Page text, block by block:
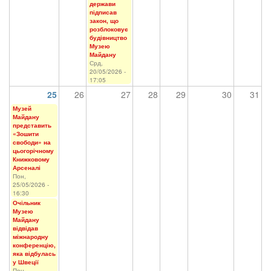
держави
підписав
закон, що
розблоковує
будівництво
Музею
Майдану
Срд,
20/05/2026 -
17:05
25 26 27 28 29 30 31
Музей
Майдану
представить
«Зошити
свободи» на
цьогорічному
Книжковому
Арсеналі
Пон,
25/05/2026 -
16:30
Очільник
Музею
Майдану
відвідав
міжнародну
конференцію,
яка відбулась
у Швеції